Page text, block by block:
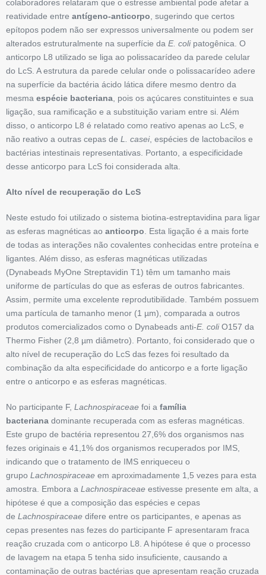
colaboradores relataram que o estresse ambiental pode afetar a
reatividade entre antígeno-anticorpo, sugerindo que certos
epítopos podem não ser expressos universalmente ou podem ser
alterados estruturalmente na superfície da E. colipatogênica. O
anticorpo L8 utilizado se liga ao polissacarídeo da parede celular
do LcS. A estrutura da parede celular onde o polissacarídeo adere
na superfície da bactéria ácido lática difere mesmo dentro da
mesma espécie bacteriana, pois os açúcares constituintes e sua
ligação, sua ramificação e a substituição variam entre si. Além
disso, o anticorpo L8 é relatado como reativo apenas ao LcS, e
não reativo a outras cepas de L. casei, espécies de lactobacilos e
bactérias intestinais representativas. Portanto, a especificidade
desse anticorpo para LcS foi considerada alta.
Alto nível de recuperação do LcS
Neste estudo foi utilizado o sistema biotina-estreptavidina para ligar
as esferas magnéticas ao anticorpo. Esta ligação é a mais forte
de todas as interações não covalentes conhecidas entre proteína e
ligantes. Além disso, as esferas magnéticas utilizadas
(Dynabeads MyOne Streptavidin T1) têm um tamanho mais
uniforme de partículas do que as esferas de outros fabricantes.
Assim, permite uma excelente reprodutibilidade. Também possuem
uma partícula de tamanho menor (1 µm), comparada a outros
produtos comercializados como o Dynabeads anti-E. coliO157 da
Thermo Fisher (2,8 µm diâmetro). Portanto, foi considerado que o
alto nível de recuperação do LcS das fezes foi resultado da
combinação da alta especificidade do anticorpo e a forte ligação
entre o anticorpo e as esferas magnéticas.
No participante F, Lachnospiraceae foi a família
bacteriana dominante recuperada com as esferas magnéticas.
Este grupo de bactéria representou 27,6% dos organismos nas
fezes originais e 41,1% dos organismos recuperados por IMS,
indicando que o tratamento de IMS enriqueceu o
grupo Lachnospiraceae em aproximadamente 1,5 vezes para esta
amostra. Embora a Lachnospiraceae estivesse presente em alta, a
hipótese é que a composição das espécies e cepas
de Lachnospiraceae difere entre os participantes, e apenas as
cepas presentes nas fezes do participante F apresentaram fraca
reação cruzada com o anticorpo L8. A hipótese é que o processo
de lavagem na etapa 5 tenha sido insuficiente, causando a
contaminação de outras bactérias que apresentam reação cruzada